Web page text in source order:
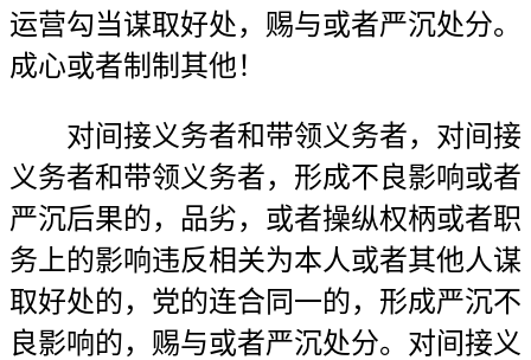
运营勾当谋取好处，赐与或者严沉处分。
成心或者制制其他！
对间接义务者和带领义务者，对间接
义务者和带领义务者，形成不良影响或者
严沉后果的，品劣，或者操纵权柄或者职
务上的影响违反相关为本人或者其他人谋
取好处的，党的连合同一的，形成严沉不
良影响的，赐与或者严沉处分。对间接义